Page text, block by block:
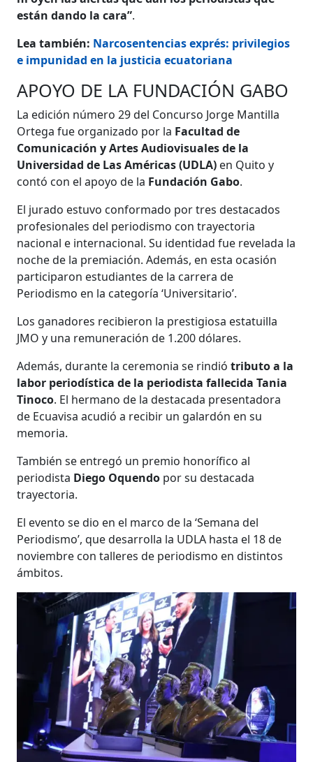
están dando la cara”.
Lea también: Narcosentencias exprés: privilegios
e impunidad en la justicia ecuatoriana
APOYO DE LA FUNDACIÓN GABO
La edición número 29 del Concurso Jorge Mantilla
Ortega fue organizado por la Facultad de
Comunicación y Artes Audiovisuales de la
Universidad de Las Américas (UDLA) en Quito y
contó con el apoyo de la Fundación Gabo.
El jurado estuvo conformado por tres destacados
profesionales del periodismo con trayectoria
nacional e internacional. Su identidad fue revelada la
noche de la premiación. Además, en esta ocasión
participaron estudiantes de la carrera de
Periodismo en la categoría ‘Universitario’.
Los ganadores recibieron la prestigiosa estatuilla
JMO y una remuneración de 1.200 dólares.
Además, durante la ceremonia se rindiótributo a la
labor periodística de la periodista fallecida Tania
Tinoco. El hermano de la destacada presentadora
de Ecuavisa acudió a recibir un galardón en su
memoria.
También se entregó un premio honorífico al
periodista Diego Oquendo por su destacada
trayectoria.
El evento se dio en el marco de la ‘Semana del
Periodismo’, que desarrolla la UDLA hasta el 18 de
noviembre con talleres de periodismo en distintos
ámbitos.